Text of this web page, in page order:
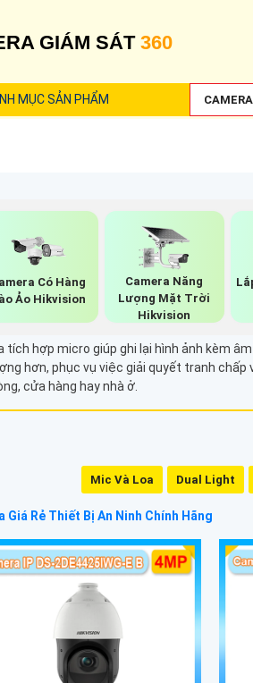
GIÁM SÁT 360
MỤCSẢN PHẨM
Có Hàng
Ảo Hikvision
Camera Năng
Lượng Mặt Trời
Hikvision
tích hợp micro giúp ghi lại hình ảnh kèm
hơn, phục vụ việc giải quyết tranh
cửa hàng hay nhà ở.
Mic Và Loa Dual Light
Giá Rẻ Thiết Bị An Ninh Chính Hãng